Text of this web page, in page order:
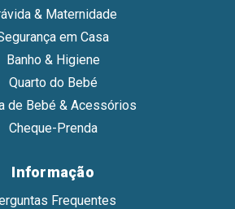
& Maternidade
em Casa
Banho & Higiene
Quarto do Bebé
de Bebé & Acessórios
Cheque-Prenda
Informação
Frequentes